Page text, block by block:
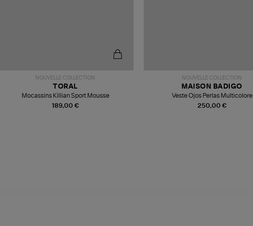
NOUVELLE COLLECTION
189,00 €
TORAL
Mocassins Killian Sport Mousse
NOUVELLE COLLECTION
250,00 €
MAISON BADIGO
Veste Ojos Perlas Multicolore